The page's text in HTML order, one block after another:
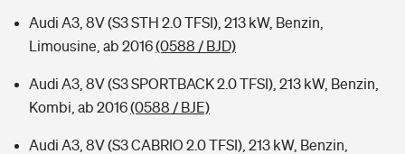
Audi A3, 8V (S3 STH 2.0 TFSI), 213 kW, Benzin,
Limousine, ab 2016(0588 / BJD)
Audi A3, 8V (S3 SPORTBACK 2.0 TFSI), 213 kW, Benzin,
Kombi, ab 2016(0588 / BJE)
Audi A3, 8V (S3 CABRIO 2.0 TFSI), 213 kW, Benzin,